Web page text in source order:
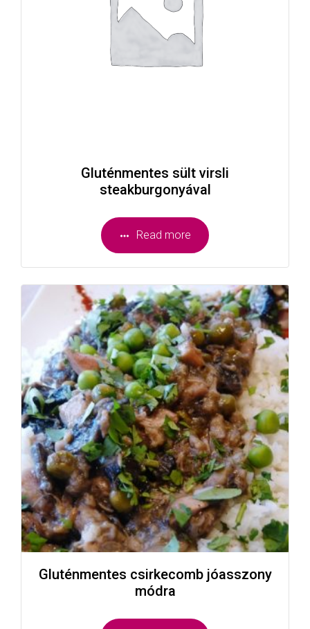
Gluténmentes sült virsli
steakburgonyával
Read more
Gluténmentes csirkecomb jóasszony
módra